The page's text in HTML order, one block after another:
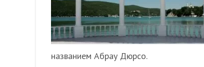
названием Абрау Дюрсо.